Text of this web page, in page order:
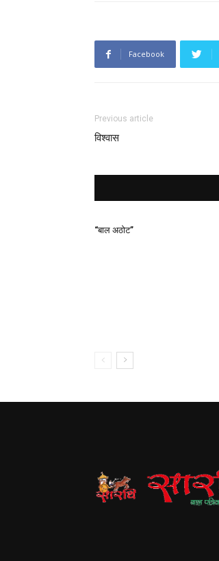
Facebook
Previous article
विश्वास
“बाल अठोट”